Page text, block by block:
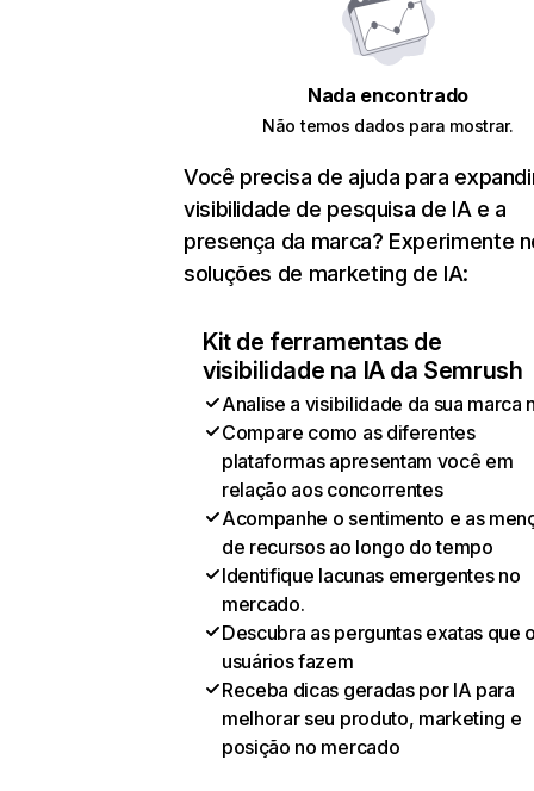
Nada encontrado
Não temos dados para mostrar.
Você precisa de ajuda para
visibilidade de pesquisa de IA e a
presença da marca? Experimente
soluções de marketing de IA:
Kit de ferramentas de
visibilidade na IA da Semrush
Analise a visibilidade da sua marca
Compare como as diferentes
plataformas apresentam você em
relação aos concorrentes
Acompanhe o sentimento e as
de recursos ao longo do tempo
Identifique lacunas emergentes no
mercado.
Descubra as perguntas exatas que
usuários fazem
Receba dicas geradas por IA para
melhorar seu produto, marketing e
posição no mercado